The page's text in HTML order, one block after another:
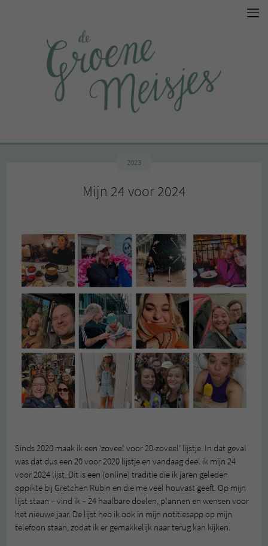
2023
Mijn 24 voor 2024
Sinds 2020 maak ik een ‘zoveel voor 20-zoveel’ lijstje. In dat geval
was dat dus een 20 voor 2020 lijstje en vandaag deel ik mijn 24
voor 2024 lijst. Dit is een (online) traditie die ik jaren geleden
oppikte bij Gretchen Rubin en die me veel houvast geeft. Op mijn
lijst staan – vind ik – 24 haalbare doelen, plannen en wensen voor
het nieuwe jaar. De lijst heb ik ook in mijn notitiesapp op mijn
telefoon staan, zodat ik er gemakkelijk naar terug kan kijken.